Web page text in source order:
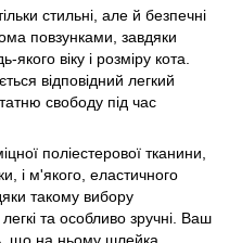
стильні, але й безпечні
повзунками, завдяки
віку і розміру кота.
відповідний легкий
свободу під час
поліестерової тканини,
і м'якого, еластичного
такому вибору
та особливо зручні. Ваш
що на ньому шлейка.